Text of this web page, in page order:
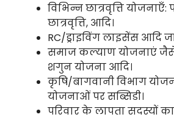
विभिन्न छात्रवृत्ति योजनाएँ:
छात्रवृत्ति, आदि।
RC/ड्राइविंग लाइसेंस आदि
समाज कल्याण योजनाएं जैसे
शगुन योजना आदि।
कृषि/बागवानी विभाग
योजनाओं पर सब्सिडी।
परिवार के लापता सदस्यों